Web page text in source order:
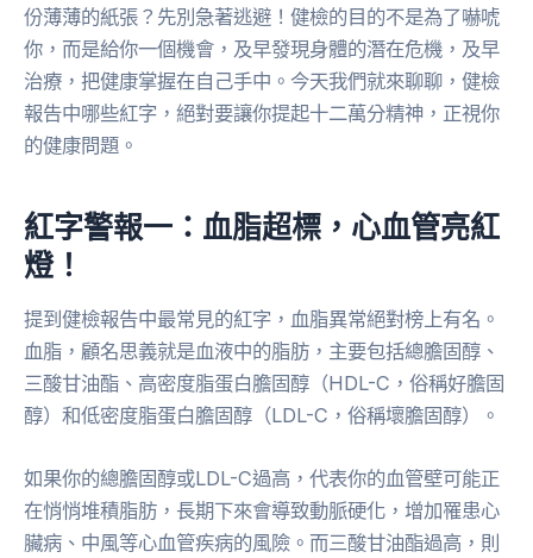
份薄薄的紙張？先別急著逃避！健檢的目的不是為了嚇唬
你，而是給你一個機會，及早發現身體的潛在危機，及早
治療，把健康掌握在自己手中。今天我們就來聊聊，健檢
報告中哪些紅字，絕對要讓你提起十二萬分精神，正視你
的健康問題。
紅字警報一：血脂超標，心血管亮紅
燈！
提到健檢報告中最常見的紅字，血脂異常絕對榜上有名。
血脂，顧名思義就是血液中的脂肪，主要包括總膽固醇、
三酸甘油酯、高密度脂蛋白膽固醇（HDL-C，俗稱好膽固
醇）和低密度脂蛋白膽固醇（LDL-C，俗稱壞膽固醇）。
如果你的總膽固醇或LDL-C過高，代表你的血管壁可能正
在悄悄堆積脂肪，長期下來會導致動脈硬化，增加罹患心
臟病、中風等心血管疾病的風險。而三酸甘油酯過高，則